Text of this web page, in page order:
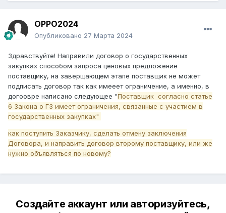
OPPO2024
Опубликовано 27 Марта 2024
Здравствуйте! Направили договор о государственных
закупках способом запроса ценовых предложение
поставщику, на заверщающем этапе поставщик не может
подписать договор так как имееет ограничение, а именно, в
догоовре написано следующее "Поставщик согласно статье
6 Закона о ГЗ имеет ограничения, связанные с участием в
государственных закупках"
как поступить Заказчику, сделать отмену заключения
Договора, и направить договор второму поставщику, или же
нужно объявляться по новому?
Создайте аккаунт или авторизуйтесь,